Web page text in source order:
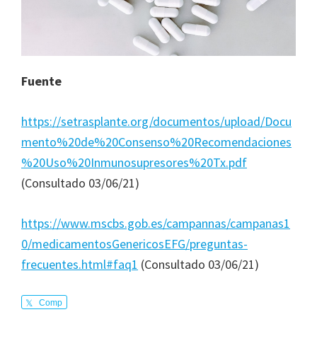
Fuente
https://setrasplante.org/documentos/upload/Docu
mento%20de%20Consenso%20Recomendaciones
%20Uso%20Inmunosupresores%20Tx.pdf
(Consultado 03/06/21)
https://www.mscbs.gob.es/campannas/campanas1
0/medicamentosGenericosEFG/preguntas-
frecuentes.html#faq1 (Consultado 03/06/21)
Comp